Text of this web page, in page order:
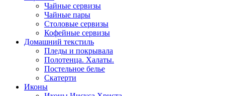
Чайные сервизы
Чайные пары
Столовые сервизы
Кофейные сервизы
Домашний текстиль
Пледы и покрывала
Полотенца. Халаты.
Постельное белье
Скатерти
Иконы